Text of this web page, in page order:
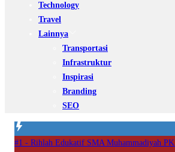
Technology
Travel
Lainnya
Transportasi
Infrastruktur
Inspirasi
Branding
SEO
#1 - Rihlah Edukatif SMA Muhammadiyah